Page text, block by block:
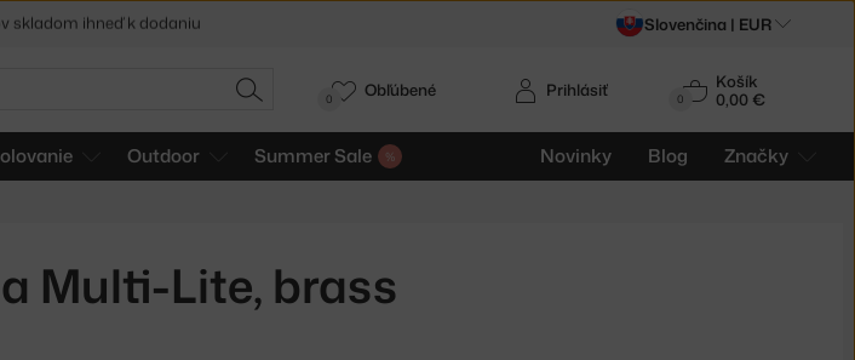
HĽADAŤ 0
Košík
0,00 €
Outdoor Summer Sale Novinky Blog Značky
Prihlásiť
0 Obľúbené
Multi-Lite, brass
odberateľovnewslettera Slovenčina | EUR